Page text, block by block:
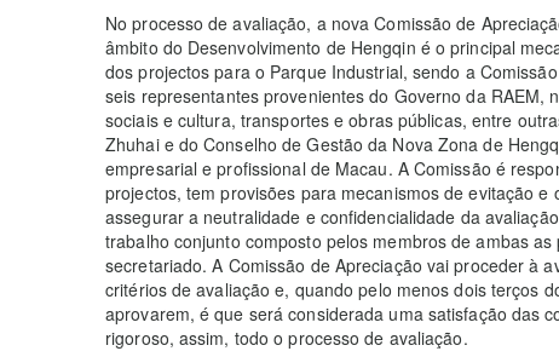
No processo de avaliação, a nova Comissão de
âmbito do Desenvolvimento de Hengqin é o principal
dos projectos para o Parque Industrial, sendo a
seis representantes provenientes do Governo da RAEM,
sociais e cultura, transportes e obras públicas, entre
Zhuhai e do Conselho de Gestão da Nova Zona de
empresarial e profissional de Macau. A Comissão é
projectos, tem provisões para mecanismos de evitação
assegurar a neutralidade e confidencialidade da
trabalho conjunto composto pelos membros de ambas
secretariado. A Comissão de Apreciação vai proceder à
critérios de avaliação e, quando pelo menos dois terços
aprovarem, é que será considerada uma satisfação das
rigoroso, assim, todo o processo de avaliação.